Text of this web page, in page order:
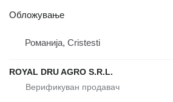
Обложување
Романија, Cristesti
ROYAL DRU AGRO S.R.L.